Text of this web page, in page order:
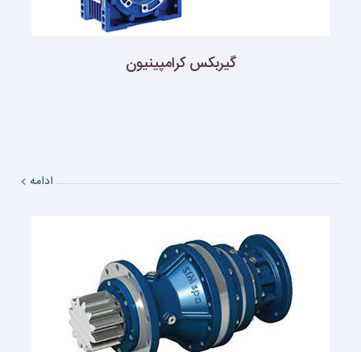
گیربکس کرامپینیون
ادامه